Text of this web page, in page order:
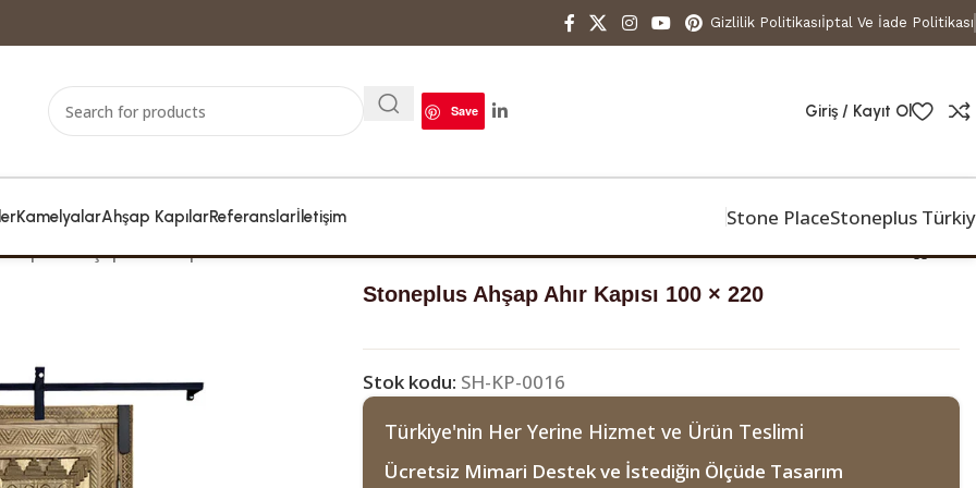
Gizlilik Politikasıİptal Ve İade Politikası
Save Giriş / Kayıt Ol
KamelyalarAhşap KapılarReferanslarİletişim Stone PlaceStoneplus
Ahşap Ahır Kapısı 100 × 220
Stoneplus Ahşap Ahır Kapısı 100 × 220
Stok kodu: SH-KP-0016
Türkiye'nin Her Yerine Hizmet ve Ürün Teslimi
Ücretsiz Mimari Destek ve İstediğin Ölçüde Tasarım